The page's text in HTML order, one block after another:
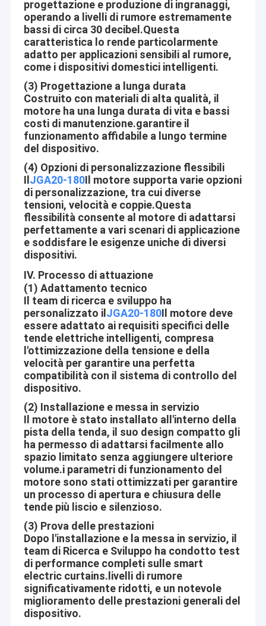
Casa
Prodotti
Circa noi
Giro della fabbrica
Controllo di qualità
Contattici
Notizie
Casi
Motore di ingranaggi micro DC da 12 mm
16 mm-20 mm Mini motori a marcia continua
motore dell'ingranaggio di CC di 25mm
Motori a marcia continua di piccole dimensioni da 37 mm
Motore dell'ingranaggio planetario
Motore senza spazzola dell'ingranaggio di CC
Motori dell'ingranaggio a vite di CC
Motore elettrico dell'ingranaggio di CC
progettazione e produzione di ingranaggi,
operando a livelli di rumore estremamente
bassi di circa 30 decibel.Questa
caratteristica lo rende particolarmente
adatto per applicazioni sensibili al rumore,
come i dispositivi domestici intelligenti.
(3) Progettazione a lunga durata
Costruito con materiali di alta qualità, il
motore ha una lunga durata di vita e bassi
costi di manutenzione.garantire il
funzionamento affidabile a lungo termine
del dispositivo.
(4) Opzioni di personalizzazione flessibili
IlJGA20-180Il motore supporta varie opzioni
di personalizzazione, tra cui diverse
tensioni, velocità e coppie.Questa
flessibilità consente al motore di adattarsi
perfettamente a vari scenari di applicazione
e soddisfare le esigenze uniche di diversi
dispositivi.
IV. Processo di attuazione
(1) Adattamento tecnico
Il team di ricerca e sviluppo ha
personalizzato ilJGA20-180Il motore deve
essere adattato ai requisiti specifici delle
tende elettriche intelligenti, compresa
l'ottimizzazione della tensione e della
velocità per garantire una perfetta
compatibilità con il sistema di controllo del
dispositivo.
(2) Installazione e messa in servizio
Il motore è stato installato all'interno della
pista della tenda, il suo design compatto gli
ha permesso di adattarsi facilmente allo
spazio limitato senza aggiungere ulteriore
volume.i parametri di funzionamento del
motore sono stati ottimizzati per garantire
un processo di apertura e chiusura delle
tende più liscio e silenzioso.
(3) Prova delle prestazioni
Dopo l'installazione e la messa in servizio, il
team di Ricerca e Sviluppo ha condotto test
di performance completi sulle smart
electric curtains.livelli di rumore
significativamente ridotti, e un notevole
miglioramento delle prestazioni generali del
dispositivo.
Il motore il Co., srl di Shenzhen Jinshunlaite è un produttore del
motore dell'ingranaggio di CC, del motore del bldc, del motore
dell'ingranaggio a vite, di micro motore, del motore ecc, Aslong
del pwm è la nostra marca. con gli impianti prove ben attrezzati
e la forte forza tecnica. Con una vasta gamma, una buona
prodotti sono utilizzati estesamente in molte industrie. I nostri
prodotti ampiamente sono riconosciuti e si fidano di dagli utenti
e possono incontrare continuamente il cambiamento dei
bisogni economici e sociali. Diamo il benvenuto a nuovi e clienti
anziani da tutti i settori per contattarci per le relazioni future di
affari ed il successo reciproco!
Visione della società
Poiché la scienza e tecnologia sta sviluppandosi giorno dopo
giorno, sempre più le automazioni stanno entrando in vita, il
lavoro e gli ambienti della gente intorno, come la famiglia, ufficio,
bellezza e sanità, sicurezza sicura dell'annuncio, traffici e
comunicazioni, viaggio ed hotel, attrezzature e strumenti,
Automotives, ecc.
Aslong è impegnato nel rendere la vita della gente più
conveniente, comoda e sicura! Costruisca ogni motore con
cuore!
Valori del centro
Reciproco-beneficio:
Fornisca il migliore ed i migliori motori ed il servizio al nostro
cliente, guadagnano il riuscito insieme ai nostri clienti. Aslong
sta facendo il nostro meglio per imparare dai nostri clienti e
fornitori